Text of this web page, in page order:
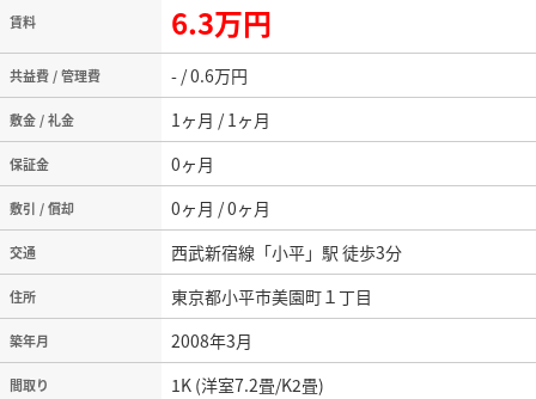
賃料 6.3万円
共益費 / 管理費 - / 0.6万円
敷金 / 礼金 1ヶ月 / 1ヶ月
保証金 0ヶ月
敷引 / 償却 0ヶ月 / 0ヶ月
交通 西武新宿線「小平」駅 徒歩3分
住所 東京都小平市美園町１丁目
築年月 2008年3月
間取り 1K (洋室7.2畳/K2畳)